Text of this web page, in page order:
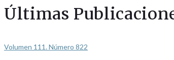
Últimas
Volumen 111. Número 822